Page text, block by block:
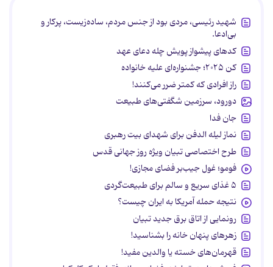
شهید رئیسی، مردی بود از جنس مردم، ساده‌زیست، پرکار و
بی‌ادعا.
کدهای پیشواز پویش چله دعای عهد
کن ۲۰۲۵؛ جشنواره‌ای علیه خانواده
راز افرادی که کمتر ضرر می‌کنند!
دورود، سرزمین شگفتی‌های طبیعت
جان فدا
نماز لیله الدفن برای شهدای بیت رهبری
طرح اختصاصی تبیان ویژه روز جهانی قدس
فومو؛ غول جیب‌بر فضای مجازی!
۵ غذای سریع و سالم برای طبیعت‌گردی
نتیجه حمله آمریکا به ایران چیست؟
رونمایی از اتاق برق جدید تبیان
زهرهای پنهان خانه را بشناسید!
قهرمان‌های خسته یا والدین مفید!